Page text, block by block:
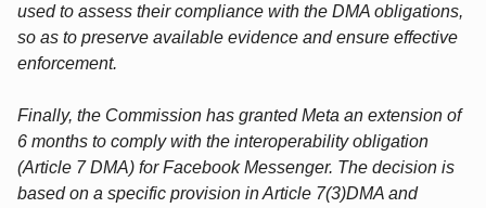
used to assess their compliance with the DMA obligations,
so as to preserve available evidence and ensure effective
enforcement.
Finally, the Commission has granted Meta an extension of
6 months to comply with the interoperability obligation
(Article 7 DMA) for Facebook Messenger. The decision is
based on a specific provision in Article 7(3)DMA and